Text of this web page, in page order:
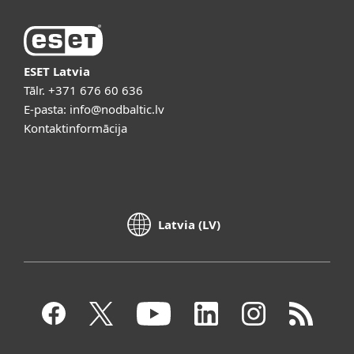
ESET Latvia
Tālr. +371 676 60 636
E-pasta: info@nodbaltic.lv
Kontaktinformācija
Latvia (LV)